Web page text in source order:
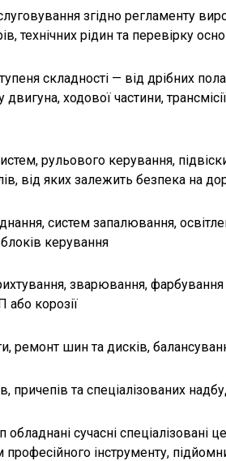
згідно регламенту
технічних рідин та перевірку
складності — від дрібних
двигуна, ходової частини,
рульового керування,
від яких залежить безпека на
систем запалювання,
керування
зварювання, фарбування
або корозії
ремонт шин та дисків,
причепів та спеціалізованих
обладнані сучасні спеціалізовані
інструменту,